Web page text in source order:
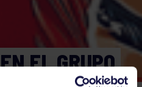
EL GRUPO